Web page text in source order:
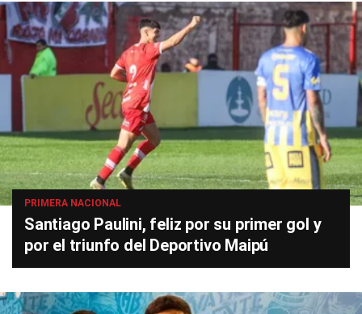
PRIMERA NACIONAL
Santiago Paulini, feliz por su primer gol y
por el triunfo del Deportivo Maipú